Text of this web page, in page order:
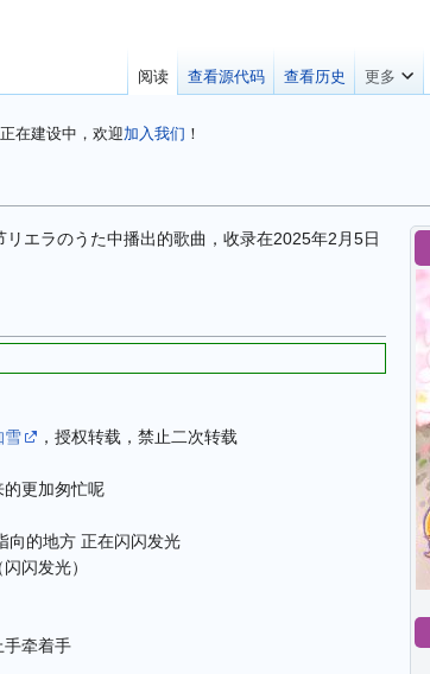
在建设中，欢迎加入我们 ！
リエラのうた中播出的歌曲，收录在2025年2月5日
雪 ，授权转载，禁止二次转载
更加匆忙呢
向的地方 正在闪闪发光
闪发光）
手牵着手
阅读 查看源代码 查看历史 更多